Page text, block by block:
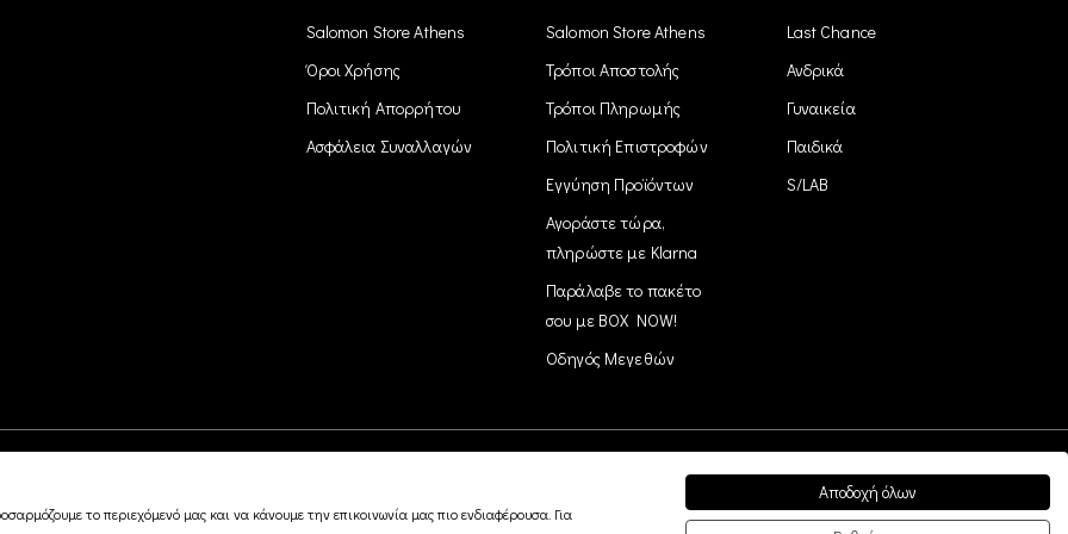
Salomon Store Athens
Όροι Χρήσης
Πολιτική Απορρήτου
Ασφάλεια Συναλλαγών
Salomon Store Athens
Τρόποι Αποστολής
Τρόποι Πληρωμής
Πολιτική Επιστροφών
Εγγύηση Προϊόντων
Αγοράστε τώρα,
πληρώστε με Klarna
Παράλαβε το πακέτο
σου με BOX NOW!
Οδηγός Μεγεθών
Last Chance
Ανδρικά
Γυναικεία
Παιδικά
S/LAB
το περιεχόμενό μας και να κάνουμε την επικοινωνία μας πιο ενδιαφέρουσα. Για
Αποδοχή όλων